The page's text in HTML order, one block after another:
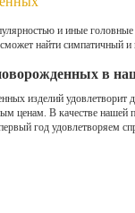
и иные
найти симпатичный
в
изделий удовлетворит
ценам. В качестве нашей
год удовлетворяем